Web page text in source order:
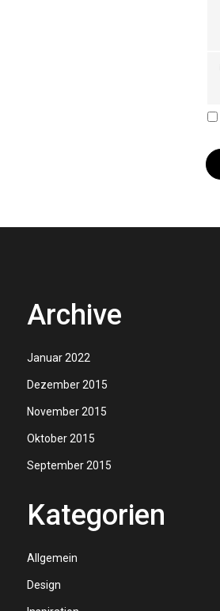
Archive
Januar 2022
Dezember 2015
November 2015
Oktober 2015
September 2015
Kategorien
Allgemein
Design